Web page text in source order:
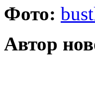
Фото:
Автор